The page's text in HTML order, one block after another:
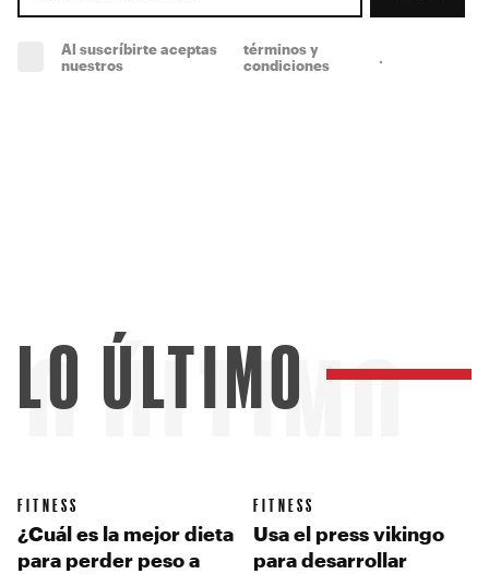
Al suscríbirte aceptas
nuestros
términos y
condiciones
ÚLTIMO
LO ÚLTIMO
FITNESS
¿Cuál es la mejor dieta
para perder peso a
FITNESS
Usa el press vikingo
para desarrollar